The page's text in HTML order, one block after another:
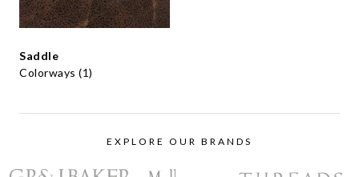
Saddle
Colorways (1)
EXPLORE OUR BRANDS